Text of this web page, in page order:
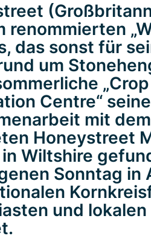
renommierten
das sonst für
um
Centre“
mit
Honeystreet
in Wiltshire
Sonntag in
und